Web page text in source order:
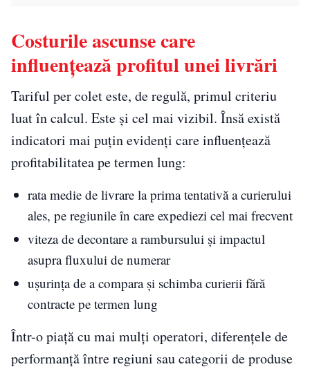
Costurile ascunse care
influențează profitul unei livrări
Tariful per colet este, de regulă, primul criteriu
luat în calcul. Este și cel mai vizibil. Însă există
indicatori mai puțin evidenți care influențează
profitabilitatea pe termen lung:
rata medie de livrare la prima tentativă a curierului
ales, pe regiunile în care expediezi cel mai frecvent
viteza de decontare a rambursului și impactul
asupra fluxului de numerar
ușurința de a compara și schimba curierii fără
contracte pe termen lung
Într-o piață cu mai mulți operatori, diferențele de
performanță între regiuni sau categorii de produse